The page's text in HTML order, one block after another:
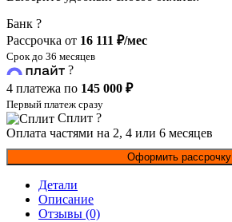
Банк ?
Рассрочка от 16 111 ₽/мес
Срок до 36 месяцев
?
4 платежа по 145 000 ₽
Первый платеж сразу
Сплит ?
Оплата частями на 2, 4 или 6 месяцев
Оформить рассрочку
Детали
Описание
Отзывы (0)